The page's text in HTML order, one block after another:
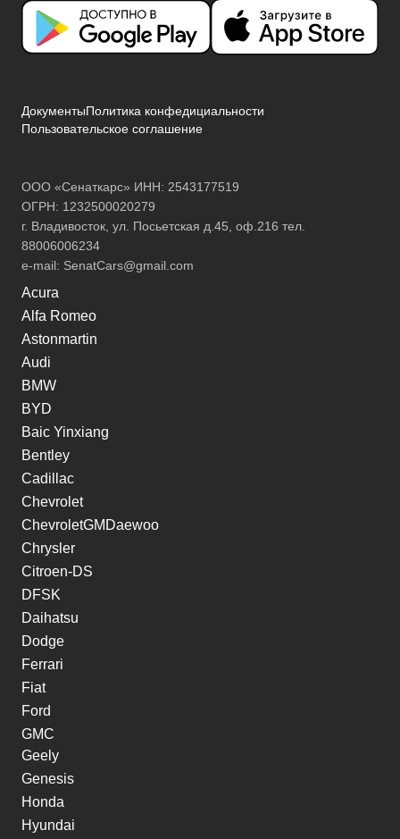
ДокументыПолитика конфедициальности
Пользовательское соглашение
ООО «Сенаткарс» ИНН: 2543177519
ОГРН: 1232500020279
г. Владивосток, ул. Посьетская д.45, оф.216 тел.
88006006234
e-mail: SenatCars@gmail.com
Acura
Alfa Romeo
Astonmartin
Audi
BMW
BYD
Baic Yinxiang
Bentley
Cadillac
Chevrolet
ChevroletGMDaewoo
Chrysler
Citroen-DS
DFSK
Daihatsu
Dodge
Ferrari
Fiat
Ford
GMC
Geely
Genesis
Honda
Hyundai